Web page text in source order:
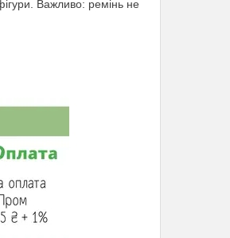
Важливо: ремінь не